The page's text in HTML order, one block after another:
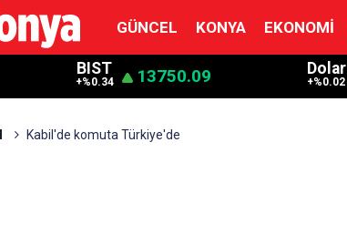
GÜNCEL KONYA EKONOMI
BIST
+%0.34 13750.09 Dolar
+%0.02
Kabil'de komuta Türkiye'de